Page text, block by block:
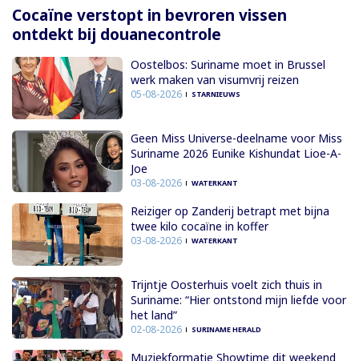
Cocaïne verstopt in bevroren vissen
ontdekt bij douanecontrole
Oostelbos: Suriname moet in Brussel
werk maken van visumvrij reizen
05-08-2026 STARNIEUWS
Geen Miss Universe-deelname voor Miss
Suriname 2026 Eunike Kishundat Lioe-A-
Joe
03-08-2026 WATERKANT
Reiziger op Zanderij betrapt met bijna
twee kilo cocaïne in koffer
03-08-2026 WATERKANT
Trijntje Oosterhuis voelt zich thuis in
Suriname: “Hier ontstond mijn liefde voor
het land”
02-08-2026 SURINAME HERALD
Muziekformatie Showtime dit weekend